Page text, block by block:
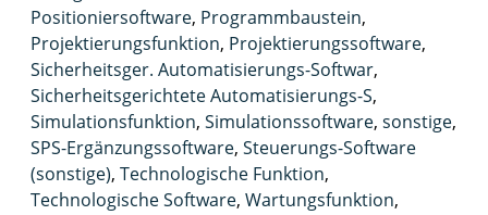
Positioniersoftware, Programmbaustein,
Projektierungsfunktion, Projektierungssoftware,
Sicherheitsger. Automatisierungs-Softwar,
Sicherheitsgerichtete Automatisierungs-S,
Simulationsfunktion, Simulationssoftware, sonstige,
SPS-Ergänzungssoftware, Steuerungs-Software
(sonstige), Technologische Funktion,
Technologische Software, Wartungsfunktion,